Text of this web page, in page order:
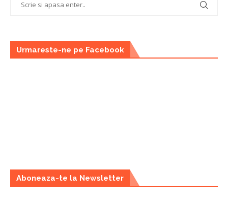
Urmareste-ne pe Facebook
Aboneaza-te la Newsletter